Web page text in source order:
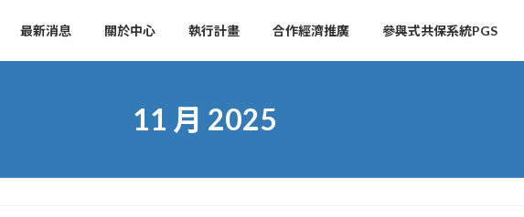
最新消息 關於中心 執行計畫 合作經濟推廣 參與式共保系統PGS
11 月 2025